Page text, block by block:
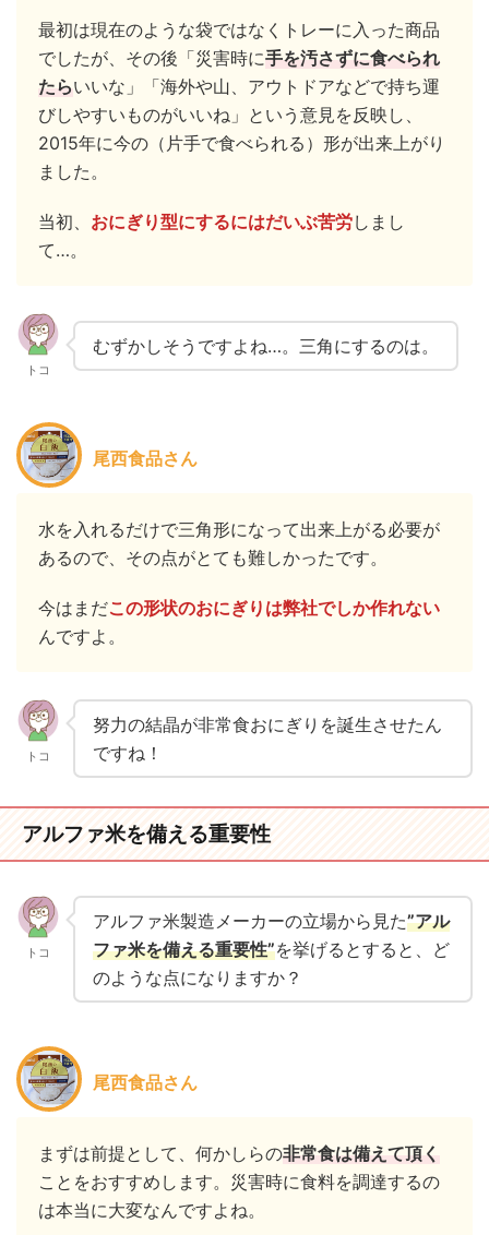
最初は現在のような袋ではなくトレーに入った商品
でしたが、その後「災害時に手を汚さずに食べられ
たらいいな」「海外や山、アウトドアなどで持ち運
びしやすいものがいいね」という意見を反映し、
2015年に今の（片手で食べられる）形が出来上がり
ました。
当初、 おにぎり型にするにはだいぶ苦労しまし
て…。
トコ
むずかしそうですよね…。三角にするのは。
尾西食品さん
水を入れるだけで三角形になって出来上がる必要が
あるので、その点がとても難しかったです。
今はまだこの形状のおにぎりは弊社でしか作れない
んですよ。
トコ
努力の結晶が非常食おにぎりを誕生させたん
ですね！
アルファ米を備える重要性
トコ
アルファ米製造メーカーの立場から見た”アル
ファ米を備える重要性”を挙げるとすると、ど
のような点になりますか？
尾西食品さん
まずは前提として、何かしらの非常食は備えて頂く
ことをおすすめします。災害時に食料を調達するの
は本当に大変なんですよね。